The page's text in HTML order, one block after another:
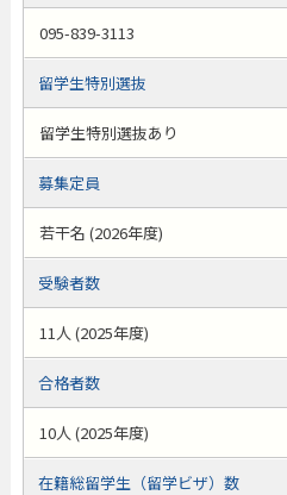
095-839-3113
留学生特別選抜
留学生特別選抜あり
募集定員
若干名 (2026年度)
受験者数
11人 (2025年度)
合格者数
10人 (2025年度)
在籍総留学生（留学ビザ）数